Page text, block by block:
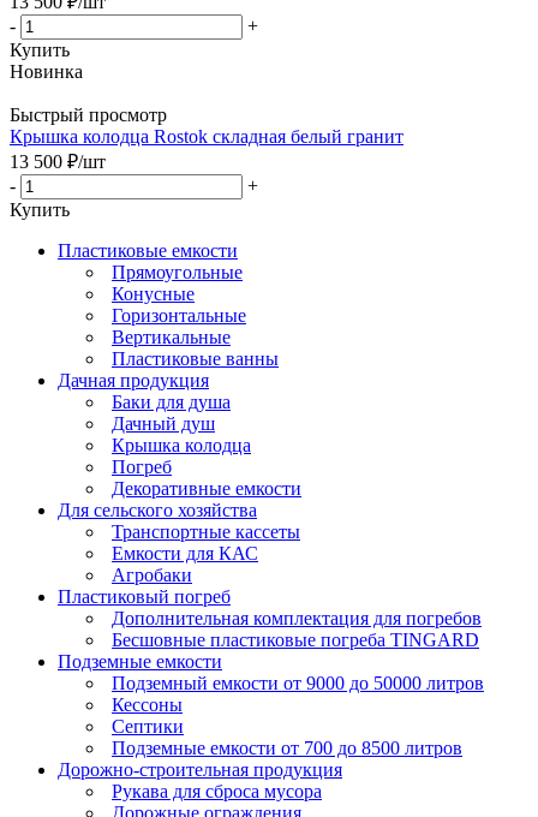
-
+
Купить
Новинка
Быстрый просмотр
Крышка колодца Rostok складная белый гранит
13 500 ₽/шт
-
+
Купить
Пластиковые емкости
Прямоугольные
Конусные
Горизонтальные
Вертикальные
Пластиковые ванны
Дачная продукция
Баки для душа
Дачный душ
Крышка колодца
Погреб
Декоративные емкости
Для сельского хозяйства
Транспортные кассеты
Емкости для КАС
Агробаки
Пластиковый погреб
Дополнительная комплектация для погребов
Бесшовные пластиковые погреба TINGARD
Подземные емкости
Подземный емкости от 9000 до 50000 литров
Кессоны
Септики
Подземные емкости от 700 до 8500 литров
Дорожно-строительная продукция
Рукава для сброса мусора
Дорожные ограждения